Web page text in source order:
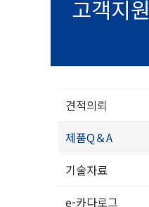
고객지원
견적의뢰
제품Q＆A
기술자료
e-카다로그